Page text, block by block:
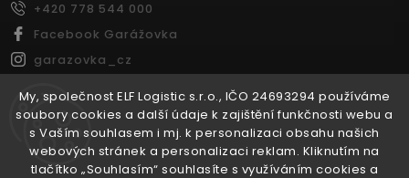
My, společnost ELF Logistic s.r.o., IČO 24693294 používáme
soubory cookies a další údaje k zajištění funkčnosti webu a
s Vaším souhlasem i mj. k personalizaci obsahu našich
webových stránek a personalizaci reklam. Kliknutím na
tlačítko „Souhlasím“ souhlasíte s využíváním cookies a
+420 778 544 000
Facebook Garážovka
garazovka_cz
FACEBOOK